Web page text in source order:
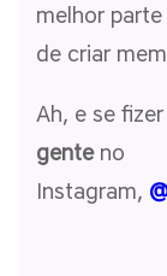
melhor
de criar
Ah, e se
genteno
Instagram,